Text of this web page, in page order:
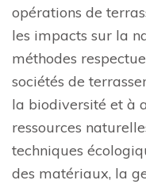
opérations de
les impacts sur la
méthodes
sociétés de
la biodiversité et à
ressources
techniques
des matériaux, la